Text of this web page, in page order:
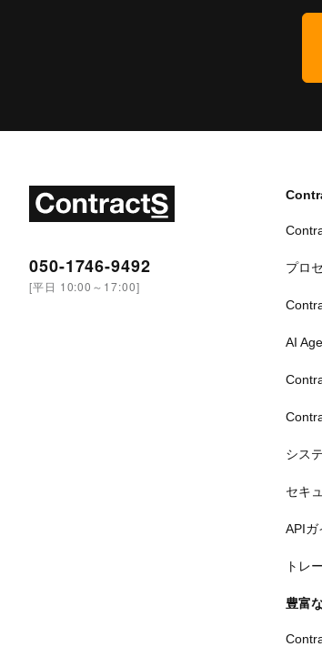
050-1746-9492
[平日 10:00～17:00]
プロ
AI
シス
セキ
APIガ
トレ
豊富